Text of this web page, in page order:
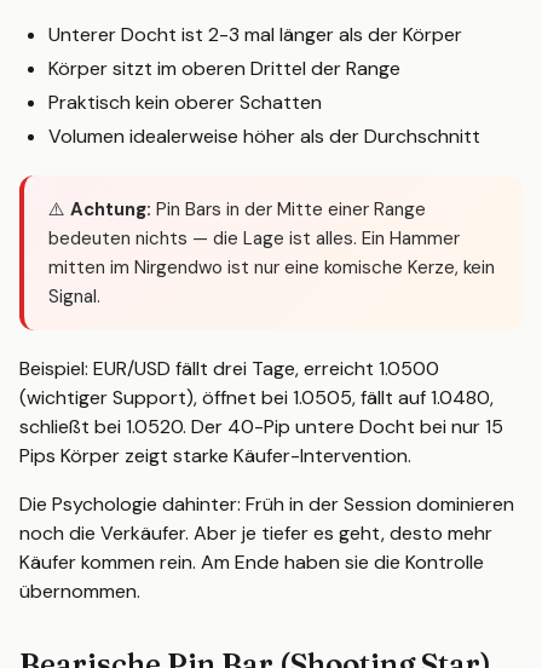
Unterer Docht ist 2-3 mal länger als der Körper
Körper sitzt im oberen Drittel der Range
Praktisch kein oberer Schatten
Volumen idealerweise höher als der Durchschnitt
⚠️ Achtung: Pin Bars in der Mitte einer Range
bedeuten nichts — die Lage ist alles. Ein Hammer
mitten im Nirgendwo ist nur eine komische Kerze, kein
Signal.
Beispiel: EUR/USD fällt drei Tage, erreicht 1.0500
(wichtiger Support), öffnet bei 1.0505, fällt auf 1.0480,
schließt bei 1.0520. Der 40-Pip untere Docht bei nur 15
Pips Körper zeigt starke Käufer-Intervention.
Die Psychologie dahinter: Früh in der Session dominieren
noch die Verkäufer. Aber je tiefer es geht, desto mehr
Käufer kommen rein. Am Ende haben sie die Kontrolle
übernommen.